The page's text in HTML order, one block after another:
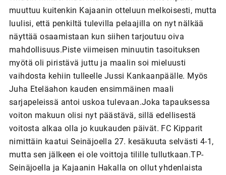
muuttuu kuitenkin Kajaanin otteluun melkoisesti, mutta
luulisi, että penkiltä tulevilla pelaajilla on nyt nälkää
näyttää osaamistaan kun siihen tarjoutuu oiva
mahdollisuus.Piste viimeisen minuutin tasoituksen
myötä oli piristävä juttu ja maalin soi mieluusti
vaihdosta kehiin tulleelle Jussi Kankaanpäälle. Myös
Juha Eteläahon kauden ensimmäinen maali
sarjapeleissä antoi uskoa tulevaan.Joka tapauksessa
voiton makuun olisi nyt päästävä, sillä edellisestä
voitosta alkaa olla jo kuukauden päivät. FC Kipparit
nimittäin kaatui Seinäjoella 27. kesäkuuta selvästi 4-1,
mutta sen jälkeen ei ole voittoja tilille tullutkaan.TP-
Seinäjoella ja Kajaanin Hakalla on ollut yhdenlaista